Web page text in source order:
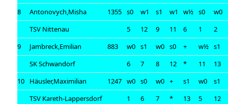
8
Antonovych,Misha 1355 s0 w1 s1 w1 w½ s0
w0
TSV Nittenau
5 12 9 11 6 1
2
9
Jambreck,Emilian 883 w0 s1 w0 s0 + w½ s1
SK Schwandorf
6 7 8 12 * 11
13
10
Häusler,Maximilian 1247 w0 s0 w0 + s1 w0
s1
TSV Kareth-Lappersdorf
1 6 7 * 13 5
12